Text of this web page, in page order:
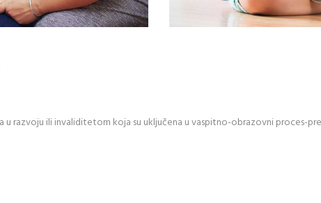
u razvoju ili invaliditetom koja su uključena u vaspitno-obrazovni proces-